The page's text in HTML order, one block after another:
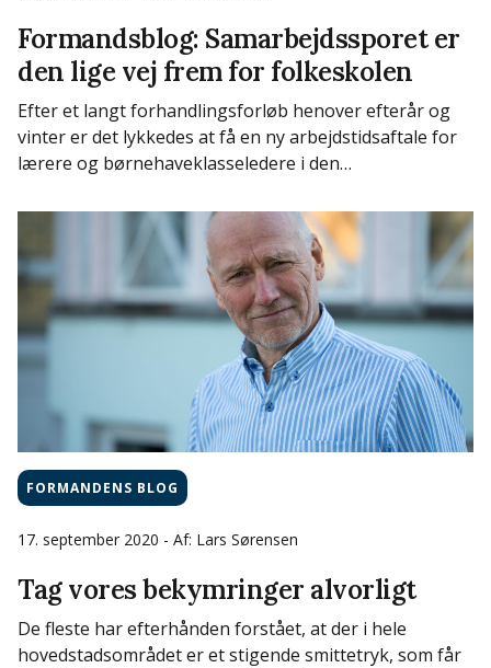
Formandsblog: Samarbejdssporet er
den lige vej frem for folkeskolen
Efter et langt forhandlingsforløb henover efterår og
vinter er det lykkedes at få en ny arbejdstidsaftale for
lærere og børnehaveklasseledere i den…
FORMANDENS BLOG
17. september 2020 - Af: Lars Sørensen
Tag vores bekymringer alvorligt
De fleste har efterhånden forstået, at der i hele
hovedstadsområdet er et stigende smittetryk, som får